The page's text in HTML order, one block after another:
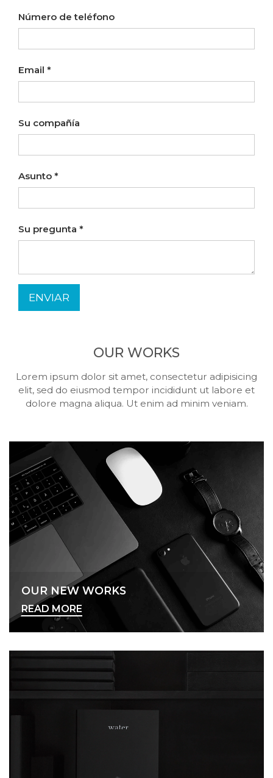
Número de teléfono
Email
Su compañía
Asunto
Su pregunta
ENVIAR
OUR WORKS
Lorem ipsum dolor sit amet, consectetur adipisicing
elit, sed do eiusmod tempor incididunt ut labore et
dolore magna aliqua. Ut enim ad minim veniam.
OUR NEW WORKS
READ MORE